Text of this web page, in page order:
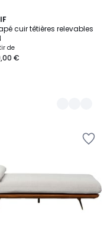
cuir têtières relevables
de
€